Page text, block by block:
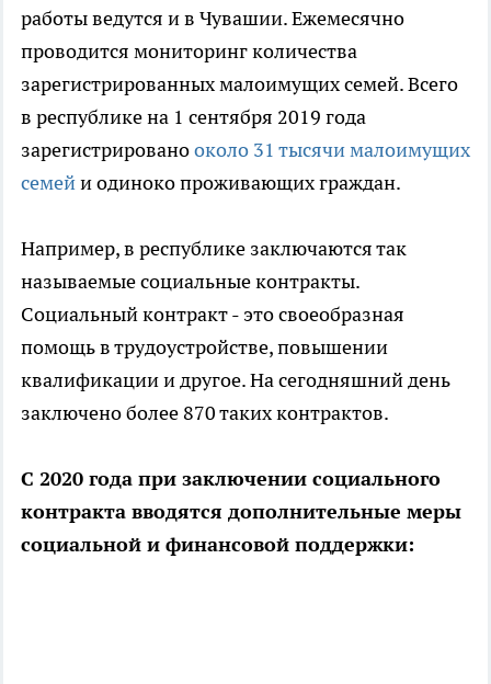
работы ведутся и в Чувашии. Ежемесячно
проводится мониторинг количества
зарегистрированных малоимущих семей. Всего
в республике на 1 сентября 2019 года
зарегистрированооколо 31 тысячи малоимущих
семейи одиноко проживающих граждан.
Например, в республике заключаются так
называемые социальные контракты.
Социальный контракт - это своеобразная
помощь в трудоустройстве, повышении
квалификации и другое. На сегодняшний день
заключено более 870 таких контрактов.
С 2020 года при заключении социального
контракта вводятся дополнительные меры
социальной и финансовой поддержки: